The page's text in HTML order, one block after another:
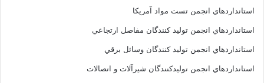
استانداردهاي انجمن تست مواد آمريکا
استانداردهاي انجمن توليد کنندگان مفاصل ارتجاعي
استانداردهاي انجمن توليد کنندگان وسائل برقي
استانداردهاي انجمن توليدکنندگان شيرآلات و اتصالات